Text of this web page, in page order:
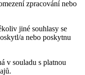
zpracování nebo
jiné souhlasy se
a nebo poskytnu
v souladu s platnou